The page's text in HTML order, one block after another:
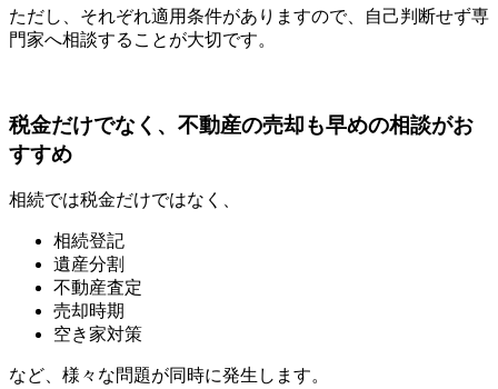
ただし、それぞれ適用条件がありますので、自己判断せず専
門家へ相談することが大切です。
税金だけでなく、不動産の売却も早めの相談がお
すすめ
相続では税金だけではなく、
相続登記
遺産分割
不動産査定
売却時期
空き家対策
など、様々な問題が同時に発生します。